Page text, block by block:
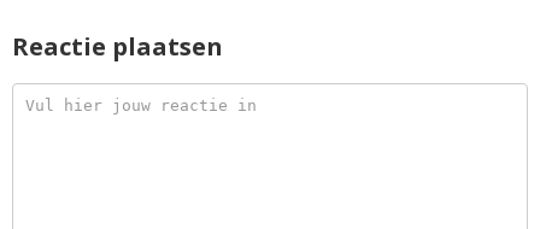
Reactie plaatsen